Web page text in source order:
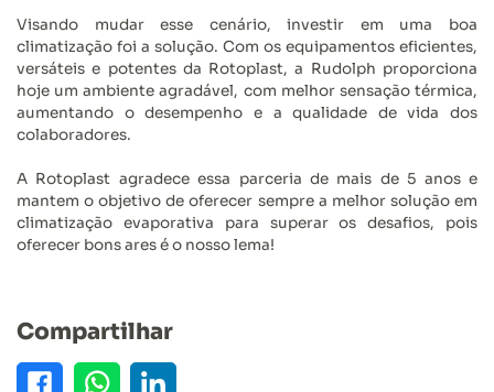
Visando mudar esse cenário, investir em uma boa
climatização foi a solução. Com os equipamentos eficientes,
versáteis e potentes da Rotoplast, a Rudolph proporciona
hoje um ambiente agradável, com melhor sensação térmica,
aumentando o desempenho e a qualidade de vida dos
colaboradores.
A Rotoplast agradece essa parceria de mais de 5 anos e
mantem o objetivo de oferecer sempre a melhor solução em
climatização evaporativa para superar os desafios, pois
oferecer bons ares é o nosso lema!
Compartilhar